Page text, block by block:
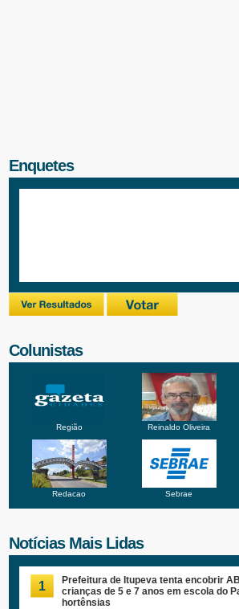
Enquetes
Colunistas
Região Reinaldo Oliveira
Redacao Sebrae
Notícias Mais Lidas
1
Prefeitura de Itupeva tenta encobrir
crianças de 5 e 7 anos em escola do
hortênsias